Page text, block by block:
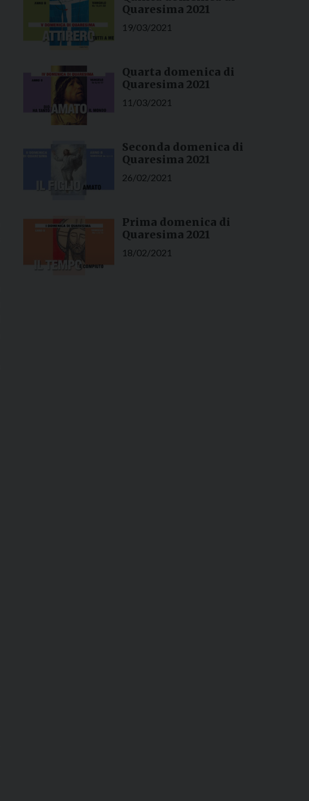
Quaresima 2021
19/03/2021
Quarta domenica di
Quaresima 2021
11/03/2021
Seconda domenica di
Quaresima 2021
26/02/2021
Prima domenica di
Quaresima 2021
18/02/2021